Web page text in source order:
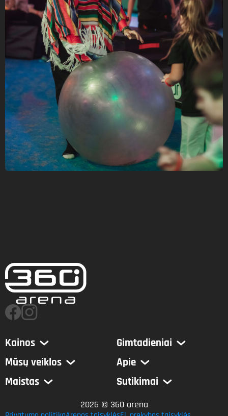
Kainos
Gimtadieniai
Mūsų veiklos
Apie
Maistas
Sutikimai
2026 © 360 arena